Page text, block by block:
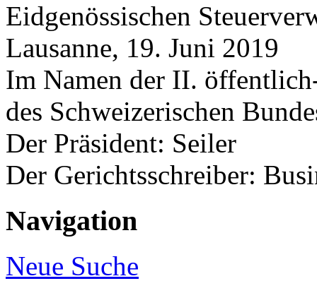
Eidgenössischen
Lausanne, 19. Juni 2019
Im Namen der II.
des Schweizerischen
Der Präsident: Seiler
Der Gerichtsschreiber:
Navigation
Neue Suche